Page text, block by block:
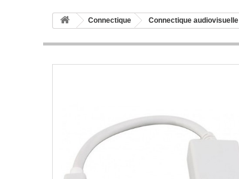
Connectique Connectique audiovisuelle